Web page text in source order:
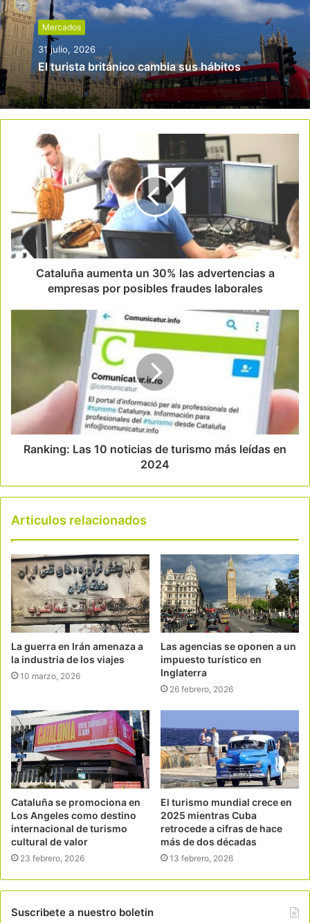
Mercados
31 julio, 2026
El turista británico cambia sus hábitos
Cataluña aumenta un 30% las advertencias a
empresas por posibles fraudes laborales
Ranking: Las 10 noticias de turismo más leídas en
2024
Articulos relacionados
La guerra en Irán amenaza a
la industria de los viajes
10 marzo, 2026
Las agencias se oponen a un
impuesto turístico en
Inglaterra
26 febrero, 2026
Cataluña se promociona en
Los Angeles como destino
internacional de turismo
cultural de valor
23 febrero, 2026
El turismo mundial crece en
2025 mientras Cuba
retrocede a cifras de hace
más de dos décadas
13 febrero, 2026
Suscribete a nuestro boletin